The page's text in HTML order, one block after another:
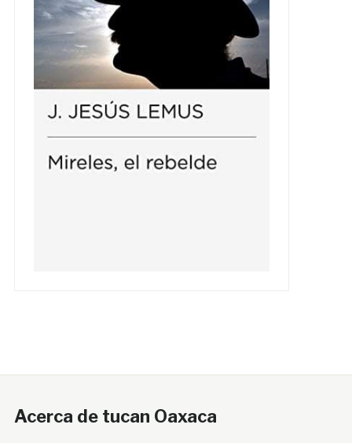
Acerca de tucan Oaxaca